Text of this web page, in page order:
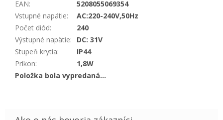
EAN:
5208055069354
Vstupné napätie:
AC:220-240V,50Hz
Počet diód:
240
Výstupné napätie:
DC: 31V
Stupeň krytia:
IP44
Príkon:
1,8W
Položka bola vypredaná…